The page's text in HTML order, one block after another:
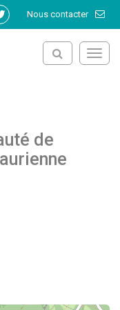
Nous contacter
Lien
de